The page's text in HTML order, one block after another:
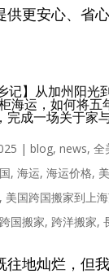
供更安心、省
记】从加州阳光
海运，如何将五
完成一场关于家
| blog, news, 全
, 海运, 海运价格,
美国跨国搬家到上
跨国搬家, 跨洋搬家,
往地灿烂，但